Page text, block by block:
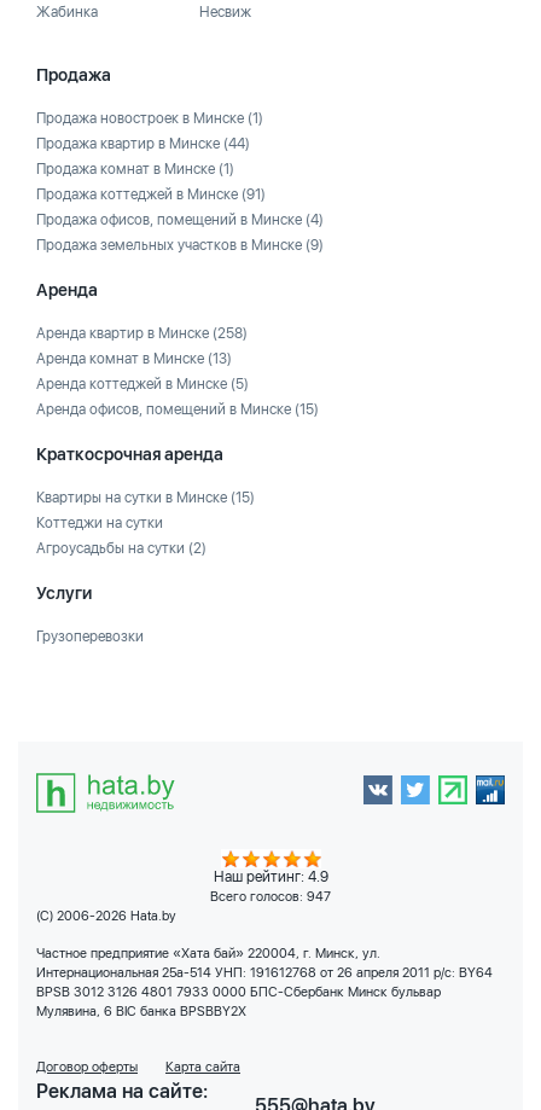
Жабинка
Несвиж
Продажа
Продажа новостроек в Минске (1)
Продажа квартир в Минске (44)
Продажа комнат в Минске (1)
Продажа коттеджей в Минске (91)
Продажа офисов, помещений в Минске (4)
Продажа земельных участков в Минске (9)
Аренда
Аренда квартир в Минске (258)
Аренда комнат в Минске (13)
Аренда коттеджей в Минске (5)
Аренда офисов, помещений в Минске (15)
Краткосрочная аренда
Квартиры на сутки в Минске (15)
Коттеджи на сутки
Агроусадьбы на сутки (2)
Услуги
Грузоперевозки
Наш рейтинг: 4.9
Всего голосов: 947
(C) 2006-2026 Hata.by
Частное предприятие «Хата бай» 220004, г. Минск, ул.
Интернациональная 25а-514 УНП: 191612768 от 26 апреля 2011 р/с: BY64
BPSB 3012 3126 4801 7933 0000 БПС-Сбербанк Минск бульвар
Мулявина, 6 BIC банка BPSBBY2X
Договор оферты Карта сайта
Реклама на сайте: